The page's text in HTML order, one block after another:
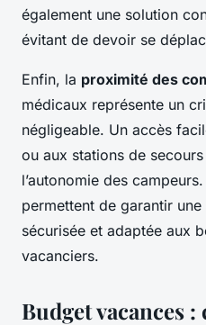
également une solution
évitant de devoir se
Enfin, la proximité des
médicaux représente un
négligeable. Un accès
ou aux stations de
l’autonomie des
permettent de garantir
sécurisée et adaptée aux
vacanciers.
Budget vacances